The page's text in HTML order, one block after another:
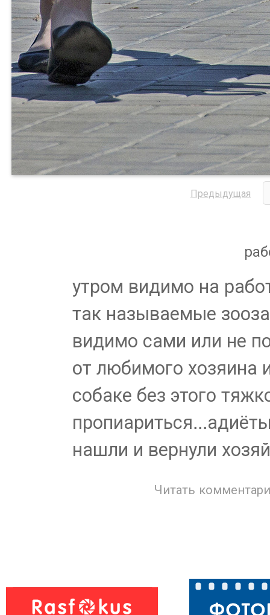
Предыдущая
утром видимо на
так называемые
видимо сами или не
от любимого хозяина
собаке без этого
нашли и вернули
Читать